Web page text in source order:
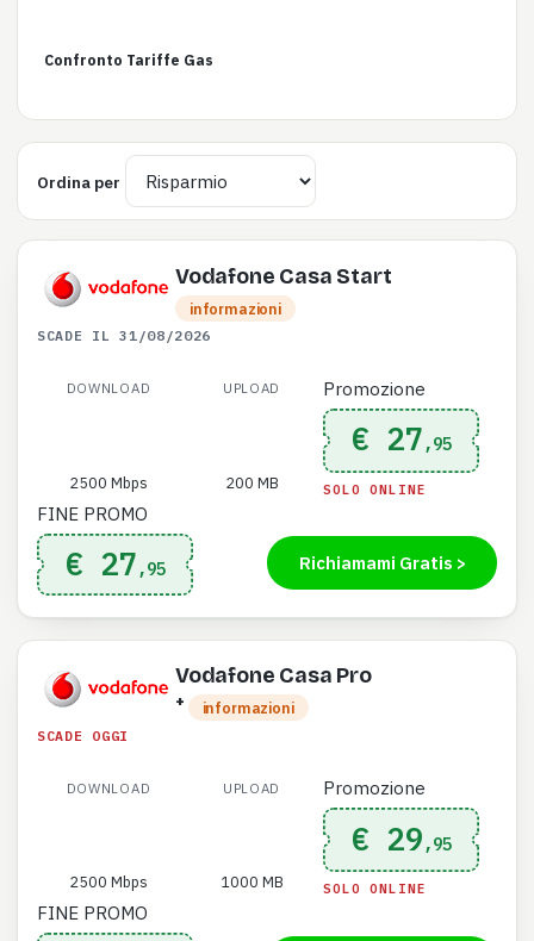
Confronto Tariffe Gas
Ordina per
Vodafone Casa Start
informazioni
SCADE IL 31/08/2026
DOWNLOAD
2500 Mbps
UPLOAD
200 MB
Promozione
€ 27 ,95
SOLO ONLINE
FINE PROMO
€ 27 ,95 Richiamami Gratis >
Vodafone Casa Pro
+ informazioni
SCADE OGGI
DOWNLOAD
2500 Mbps
UPLOAD
1000 MB
Promozione
€ 29 ,95
SOLO ONLINE
FINE PROMO